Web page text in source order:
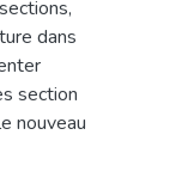
dans
section
nouveau